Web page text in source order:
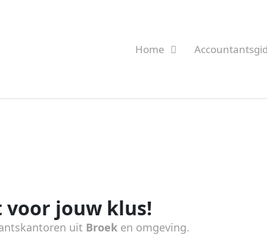
Home
voor jouw klus!
uit Broek en omgeving.